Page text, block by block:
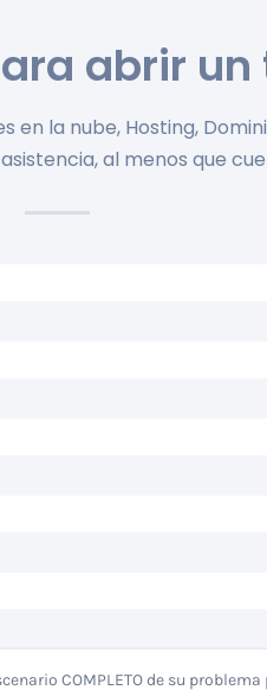
abrir un
la nube, Hosting,
al menos que